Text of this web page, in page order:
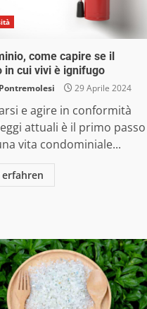
come capire se il
in cui vivi è ignifugo
29 Aprile 2024
e agire in conformità
attuali è il primo passo
vita condominiale...